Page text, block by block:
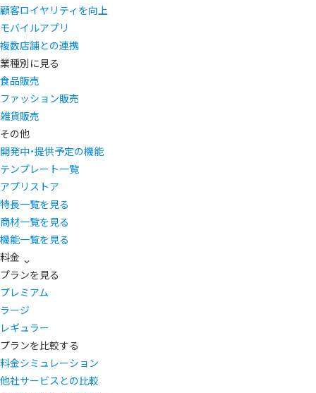
顧客ロイヤリティを向上
モバイルアプリ
複数店舗との連携
業種別に見る
食品販売
ファッション販売
雑貨販売
その他
開発中・提供予定の機能
テンプレート一覧
アプリストア
特長一覧を見る
商材一覧を見る
機能一覧を見る
料金
プランを見る
プレミアム
ラージ
レギュラー
プランを比較する
料金シミュレーション
他社サービスとの比較